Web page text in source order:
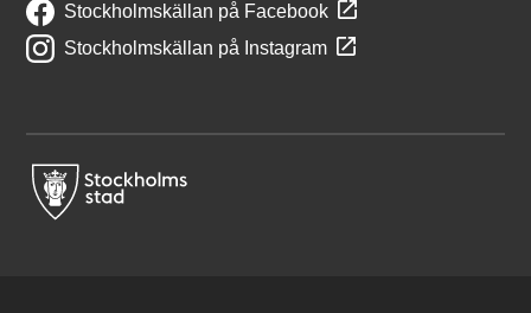
Stockholmskällan på Facebook
Stockholmskällan på Instagram